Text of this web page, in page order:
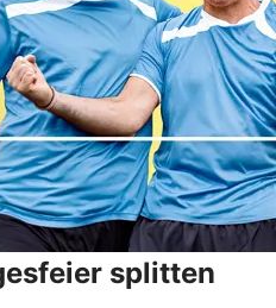
splitten